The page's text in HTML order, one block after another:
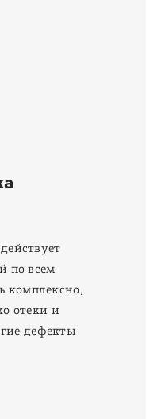
по всем
комплексно,
отеки и
дефекты